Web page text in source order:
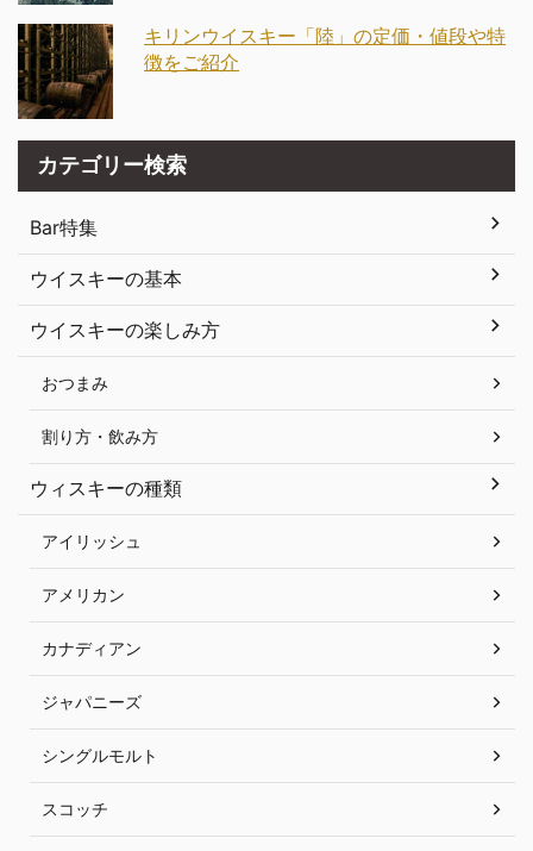
キリンウイスキー「陸」の定価・値段や特
徴をご紹介
カテゴリー検索
Bar特集
ウイスキーの基本
ウイスキーの楽しみ方
おつまみ
割り方・飲み方
ウィスキーの種類
アイリッシュ
アメリカン
カナディアン
ジャパニーズ
シングルモルト
スコッチ